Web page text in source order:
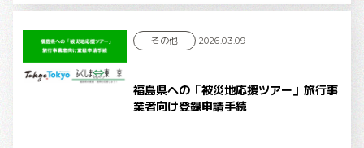
福島県への「被災地応援ツアー」旅行事
業者向け登録申請手続
その他 2026.03.09